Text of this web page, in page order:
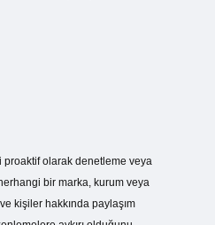
proaktif olarak denetleme veya
bir marka, kurum veya
kişiler hakkında paylaşım